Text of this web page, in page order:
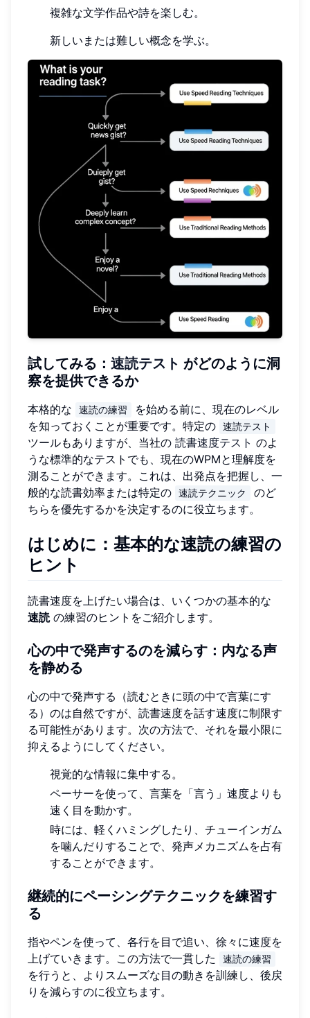
複雑な文学作品や詩を楽しむ。
新しいまたは難しい概念を学ぶ。
試してみる： 速読テスト がどのように洞
察を提供できるか
本格的な 速読の練習
を始める前に、現在のレベル
を知っておくことが重要です。特定の
速読テスト
ツールもありますが、当社の 読書速度テスト のよ
うな標準的なテストでも、現在のWPMと理解度を
測ることができます。これは、出発点を把握し、一
般的な読書効率または特定の
速読テクニック
のど
ちらを優先するかを決定するのに役立ちます。
はじめに：基本的な速読の練習の
ヒント
読書速度を上げたい場合は、いくつかの基本的な
速読の練習のヒントをご紹介します。
心の中で発声するのを減らす：内なる声
を静める
心の中で発声する（読むときに頭の中で言葉にす
る）のは自然ですが、読書速度を話す速度に制限す
る可能性があります。次の方法で、それを最小限に
抑えるようにしてください。
視覚的な情報に集中する。
ペーサーを使って、言葉を「言う」速度よりも
速く目を動かす。
時には、軽くハミングしたり、チューインガム
を噛んだりすることで、発声メカニズムを占有
することができます。
継続的にペーシングテクニックを練習す
る
指やペンを使って、各行を目で追い、徐々に速度を
上げていきます。この方法で一貫した
速読の練習
を行うと、よりスムーズな目の動きを訓練し、後戻
りを減らすのに役立ちます。